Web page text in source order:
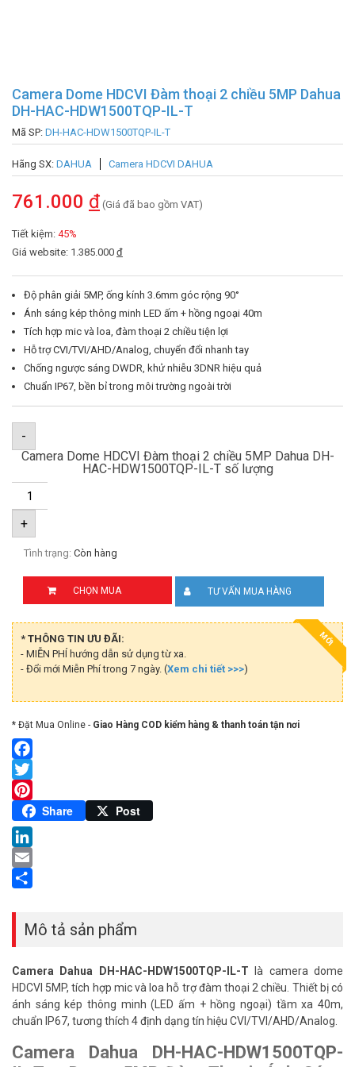
Camera Dome HDCVI Đàm thoại 2 chiều 5MP Dahua
DH-HAC-HDW1500TQP-IL-T
Mã SP: DH-HAC-HDW1500TQP-IL-T
Hãng SX: DAHUA Camera HDCVI DAHUA
761.000 đ (Giá đã bao gồm VAT)
Tiết kiệm: 45%
Giá website: 1.385.000 đ
Độ phân giải 5MP, ống kính 3.6mm góc rộng 90°
Ánh sáng kép thông minh LED ấm + hồng ngoại 40m
Tích hợp mic và loa, đàm thoại 2 chiều tiện lợi
Hỗ trợ CVI/TVI/AHD/Analog, chuyển đổi nhanh tay
Chống ngược sáng DWDR, khử nhiễu 3DNR hiệu quả
Chuẩn IP67, bền bỉ trong môi trường ngoài trời
-
Camera Dome HDCVI Đàm thoại 2 chiều 5MP Dahua DH-
HAC-HDW1500TQP-IL-T số lượng
+
Tình trạng: Còn hàng
CHỌN MUA TƯ VẤN MUA HÀNG
MỚI
* THÔNG TIN ƯU ĐÃI:
- MIỄN PHÍ hướng dẫn sử dụng từ xa.
- Đổi mới Miễn Phí trong 7 ngày. (Xem chi tiết >>>)
* Đặt Mua Online - Giao Hàng COD kiểm hàng & thanh toán tận nơi
Facebook
Twitter
Pinterest
Share Post
LinkedIn
Email
Mô tả sản phẩm
Camera Dahua DH-HAC-HDW1500TQP-IL-T là camera dome
HDCVI 5MP, tích hợp mic và loa hỗ trợ đàm thoại 2 chiều. Thiết bị có
ánh sáng kép thông minh (LED ấm + hồng ngoại) tầm xa 40m,
chuẩn IP67, tương thích 4 định dạng tín hiệu CVI/TVI/AHD/Analog.
Camera Dahua DH-HAC-HDW1500TQP-